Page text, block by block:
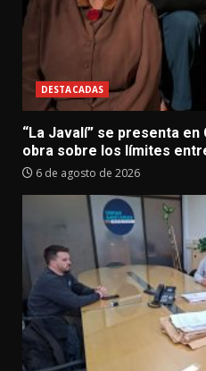
DESTACADAS
“La Javalí” se presenta
obra sobre los límites
6 de agosto de 2026